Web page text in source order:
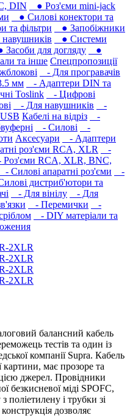
DIN
● Роз'єми mini-jack
● Силові конектори та
та фільтри
● Запобіжники
● Системи
Засоби для догляду
●
та інше Спецпропозиції
- Для програвачів
мм
- Адаптери DIN та
Toslink
- Цифрові
- Для навушників‎
-
Кабелі на відріз
-
- Силові
-
Аксесуари
- Адаптери
роз'єми RCA, XLR
-
Роз'єми RCA, XLR, BNC,
- Силові апаратні роз'єми
-
дистриб'ютори та
- Для вінілу
- Для
- Перемички
-
- DIY матеріали та
балансний кабель
тестів та один із
компанії Supra. Кабель
картини, має прозоре та
джерел. Провідники
безкисневої міді SPOFC,
поліетилену і трубки зі
дозволяє